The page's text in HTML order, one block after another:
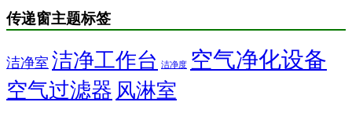
传递窗主题标签
洁净室 洁净工作台 洁净度 空气净化设备
空气过滤器 风淋室